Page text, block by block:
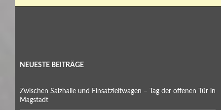
NEUESTE BEITRÄGE
Zwischen Salzhalle und Einsatzleitwagen – Tag der offenen Tür in
Magstadt